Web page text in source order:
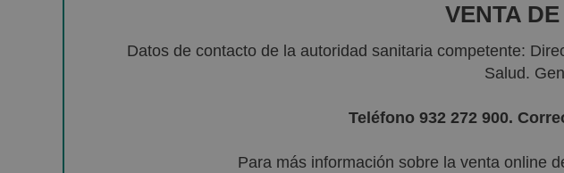
VENTA
Datos de contacto de la autoridad sanitaria competente:
Salud.
Teléfono 932 272 900.
Para más información sobre la venta online